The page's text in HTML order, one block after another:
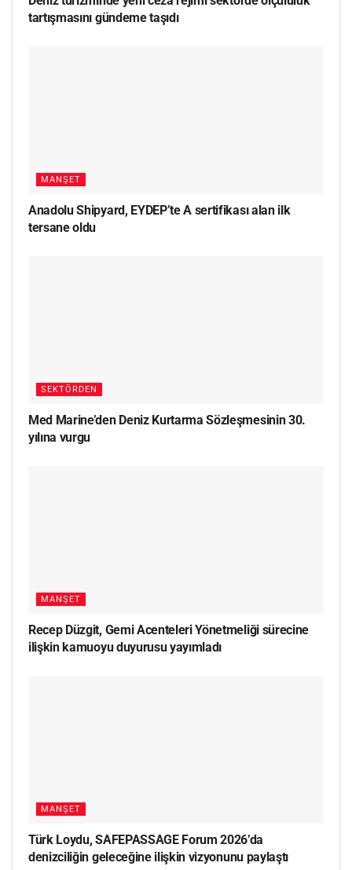
tartışmasını gündeme taşıdı
MANŞET
Anadolu Shipyard, EYDEP’te A sertifikası alan ilk
tersane oldu
SEKTÖRDEN
Med Marine’den Deniz Kurtarma Sözleşmesinin 30.
yılına vurgu
MANŞET
Recep Düzgit, Gemi Acenteleri Yönetmeliği sürecine
ilişkin kamuoyu duyurusu yayımladı
MANŞET
Türk Loydu, SAFEPASSAGE Forum 2026’da
denizciliğin geleceğine ilişkin vizyonunu paylaştı